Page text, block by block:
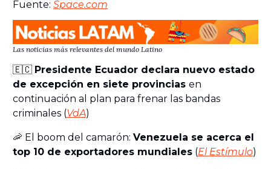
Fuente: Space.com
Las noticias más relevantes del mundo Latino
🇪🇨 Presidente Ecuador declara nuevo estado
de excepción en siete provincias en
continuación al plan para frenar las bandas
criminales (VdA)
🦐 El boom del camarón: Venezuela se acerca el
top 10 de exportadores mundiales (El Estímulo)